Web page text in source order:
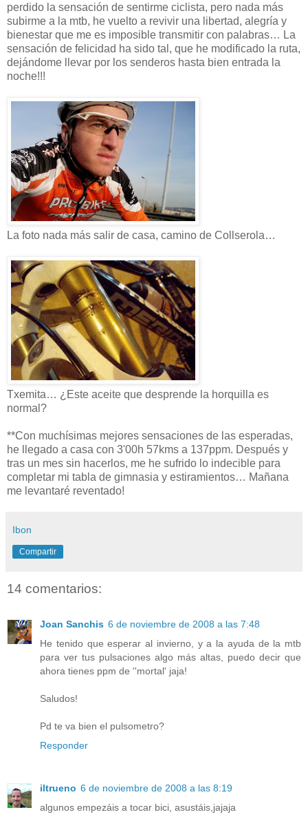
perdido la sensación de sentirme ciclista, pero nada más
subirme a la mtb, he vuelto a revivir una libertad, alegría y
bienestar que me es imposible transmitir con palabras… La
sensación de felicidad ha sido tal, que he modificado la ruta,
dejándome llevar por los senderos hasta bien entrada la
noche!!!
La foto nada más salir de casa, camino de Collserola…
Txemita… ¿Este aceite que desprende la horquilla es
normal?
**Con muchísimas mejores sensaciones de las esperadas,
he llegado a casa con 3'00h 57kms a 137ppm. Después y
tras un mes sin hacerlos, me he sufrido lo indecible para
completar mi tabla de gimnasia y estiramientos… Mañana
me levantaré reventado!
Ibon
Compartir
14 comentarios:
Joan Sanchis 6 de noviembre de 2008 a las 7:48
He tenido que esperar al invierno, y a la ayuda de la mtb
para ver tus pulsaciones algo más altas, puedo decir que
ahora tienes ppm de ''mortal' jaja!
Saludos!
Pd te va bien el pulsometro?
Responder
iltrueno 6 de noviembre de 2008 a las 8:19
algunos empezáis a tocar bici, asustáis,jajaja